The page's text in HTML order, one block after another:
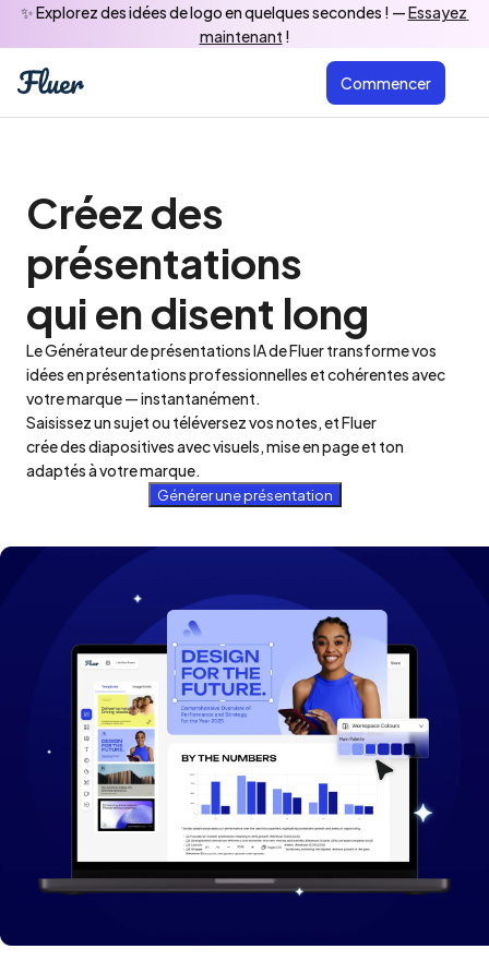
✨ Explorez des idées de logo en quelques secondes ! — Essayez
maintenant !
Commencer
Créez des
présentations
qui en disent long
Le Générateur de présentations IA de Fluer transforme vos
idées en présentations professionnelles et cohérentes avec
votre marque — instantanément.
Saisissez un sujet ou téléversez vos notes, et Fluer
crée des diapositives avec visuels, mise en page et ton
adaptés à votre marque.
Générer une présentation